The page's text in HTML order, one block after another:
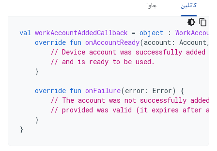
کاتلین جاوا
val workAccountAddedCallback = object :
override fun onAccountReady(account : Account,
// Device account was successfully added
// and is ready to be used.
}
override fun onFailure(error : Error)
{
// The account was not successfully
// provided was valid (it expires after a
}
}